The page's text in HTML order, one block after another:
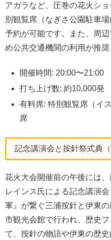
アガラなど、圧巻の花火シ
別観覧席（なぎさ公園駐車
予約が可能です。また、周
め公共交通機関の利用が推奨
開催時間: 20:00〜21:00
打ち上げ数: 約10,000発
有料席: 特別観覧席（イ
席
記念講演会と按針祭式典（
花火大会開催前の午後には
レインス氏による記念講演
軍』が繋ぐ三浦按針と伊東
市観光会館で行われ、歴史
て、按針の物語や伊東の歴